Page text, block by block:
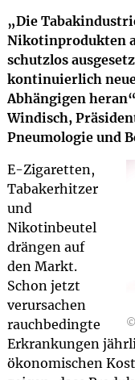
„Die
Nikotinprodukten
schutzlos
kontinuierlich
Abhängigen
Windisch,
Pneumologie und
©
E-Zigaretten,
Tabakerhitzer
und
Nikotinbeutel
drängen auf
den Markt.
Schon jetzt
verursachen
rauchbedingte
Erkrankungen
ökonomischen